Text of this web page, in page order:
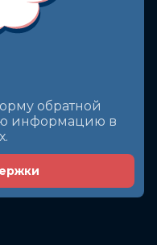
обратной
информацию в